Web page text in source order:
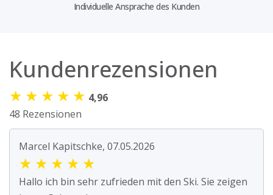
Individuelle Ansprache des Kunden
Kundenrezensionen
★ ★ ★ ★ ★ 4,96
48 Rezensionen
Marcel Kapitschke, 07.05.2026
★ ★ ★ ★ ★
Hallo ich bin sehr zufrieden mit den Ski. Sie zeigen